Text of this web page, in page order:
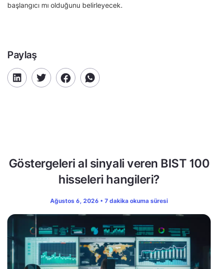
başlangıcı mı olduğunu belirleyecek.
Paylaş
Göstergeleri al sinyali veren BIST 100
hisseleri hangileri?
Ağustos 6, 2026 • 7 dakika okuma süresi